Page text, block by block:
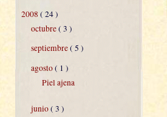
2008 ( 24 )
octubre( 3 )
septiembre( 5 )
agosto( 1 )
Piel ajena
junio( 3 )